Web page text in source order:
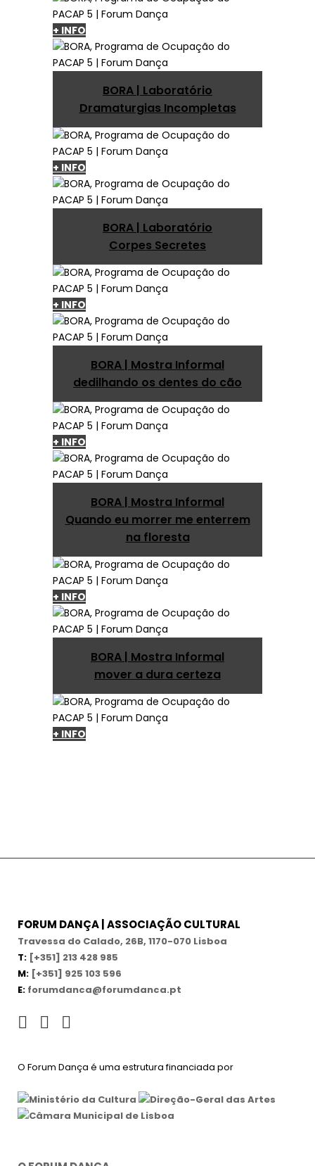
+ INFO
BORA | Laboratório
Dramaturgias Incompletas
+ INFO
BORA | Laboratório
Corpes Secretes
+ INFO
BORA | Mostra Informal
dedilhando os dentes do cão
+ INFO
BORA | Mostra Informal
Quando eu morrer me enterrem
na floresta
+ INFO
BORA | Mostra Informal
mover a dura certeza
+ INFO
FORUM DANÇA | ASSOCIAÇÃO CULTURAL
Travessa do Calado, 26B, 1170-070 Lisboa
T: [+351] 213 428 985
M: [+351] 925 103 596
E: forumdanca@forumdanca.pt
O Forum Dança é uma estrutura financiada por